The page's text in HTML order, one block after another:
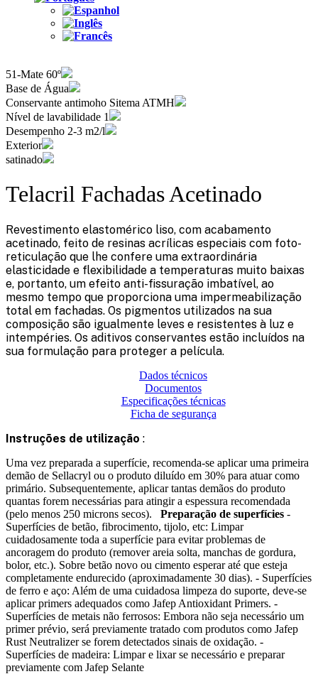
51-Mate 60º
Base de Água
Conservante antimoho Sitema ATMH
Nível de lavabilidade 1
Desempenho 2-3 m2/l
Exterior
satinado
Telacril Fachadas Acetinado
Revestimento elastomérico liso, com acabamento
acetinado, feito de resinas acrílicas especiais com foto-
reticulação que lhe confere uma extraordinária
elasticidade e flexibilidade a temperaturas muito baixas
e, portanto, um efeito anti-fissuração imbatível, ao
mesmo tempo que proporciona uma impermeabilização
total em fachadas. Os pigmentos utilizados na sua
composição são igualmente leves e resistentes à luz e
intempéries. Os aditivos conservantes estão incluídos na
sua formulação para proteger a película.
Dados técnicos
Documentos
Especificações técnicas
Ficha de segurança
Instruções de utilização :
Uma vez preparada a superfície, recomenda-se aplicar uma primeira
demão de Sellacryl ou o produto diluído em 30% para atuar como
primário. Subsequentemente, aplicar tantas demãos do produto
quantas forem necessárias para atingir a espessura recomendada
(pelo menos 250 microns secos). Preparação de superfícies -
Superfícies de betão, fibrocimento, tijolo, etc: Limpar
cuidadosamente toda a superfície para evitar problemas de
ancoragem do produto (remover areia solta, manchas de gordura,
bolor, etc.). Sobre betão novo ou cimento esperar até que esteja
completamente endurecido (aproximadamente 30 dias). - Superfícies
de ferro e aço: Além de uma cuidadosa limpeza do suporte, deve-se
aplicar primers adequados como Jafep Antioxidant Primers. -
Superfícies de metais não ferrosos: Embora não seja necessário um
primer prévio, será previamente tratado com produtos como Jafep
Rust Neutralizer se forem detectados sinais de oxidação. -
Superfícies de madeira: Limpar e lixar se necessário e preparar
previamente com Jafep Selante